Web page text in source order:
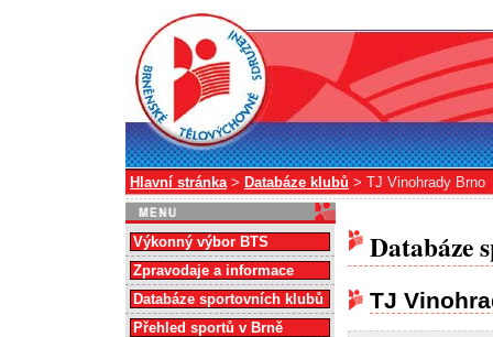
Hlavní stránka> Databáze klubů > TJ Vinohrady Brno
Databáze
TJ
Výkonný výbor BTS
Zpravodaje a informace
Databáze sportovních klubů
Přehled sportů v Brně